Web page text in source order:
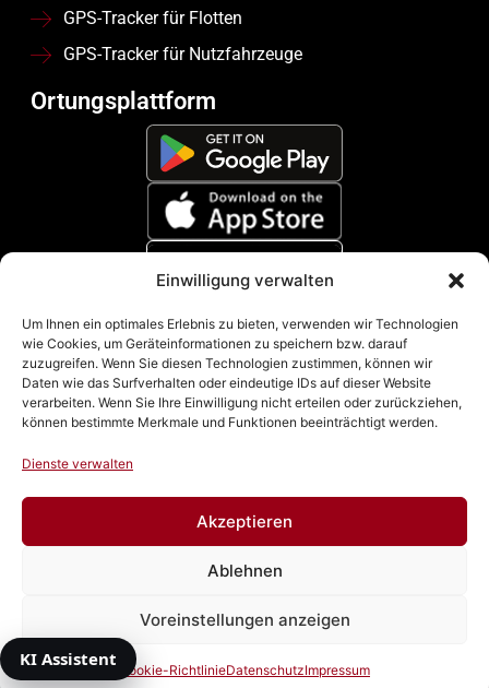
Einwilligung verwalten
Um Ihnen ein optimales Erlebnis zu bieten, verwenden wir Technologien
wie Cookies, um Geräteinformationen zu speichern bzw. darauf
zuzugreifen. Wenn Sie diesen Technologien zustimmen, können wir
Daten wie das Surfverhalten oder eindeutige IDs auf dieser Website
verarbeiten. Wenn Sie Ihre Einwilligung nicht erteilen oder zurückziehen,
können bestimmte Merkmale und Funktionen beeinträchtigt werden.
Dienste verwalten
Akzeptieren
Ablehnen
Voreinstellungen anzeigen
Cookie-RichtlinieDatenschutzImpressum
GPS-Tracker für Flotten
GPS-Tracker für Nutzfahrzeuge
Ortungsplattform
Zahlungsmethoden
Impressum|Datenschutz|Cookie Richtline (EU)|AGB
& Widerrufsbelehrung
Vertrag widerrufen
© 2026 Autowacht Dresden GmbH
KI Assistent